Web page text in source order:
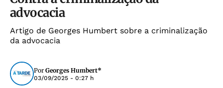
advocacia
Artigo de Georges Humbert sobre a criminalização
da advocacia
Por Georges Humbert*
03/09/2025 - 0:27 h